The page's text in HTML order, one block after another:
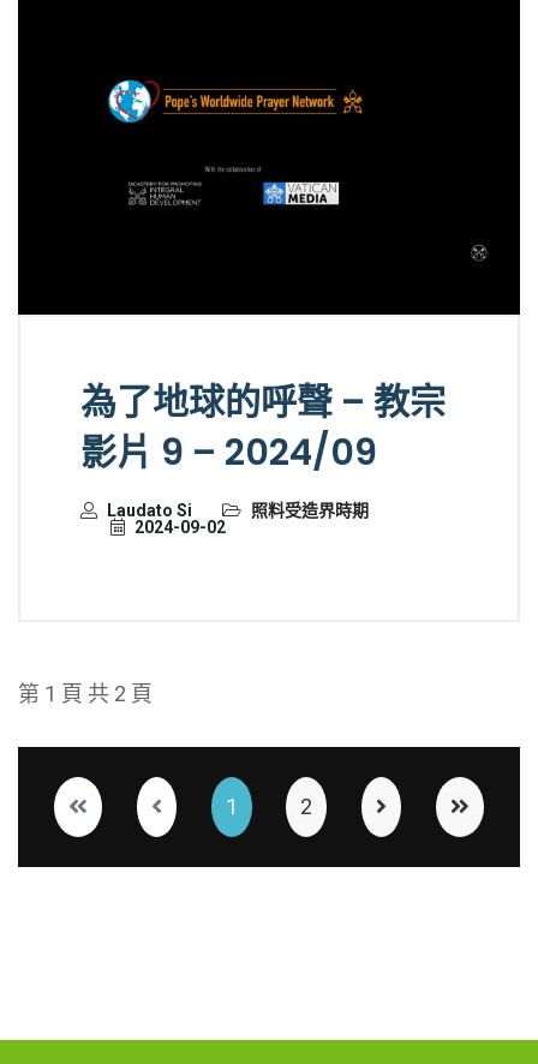
為了地球的呼聲 – 教宗
影片 9 – 2024/09
Laudato Si
照料受造界時期
2024-09-02
第 1 頁 共 2 頁
1 2